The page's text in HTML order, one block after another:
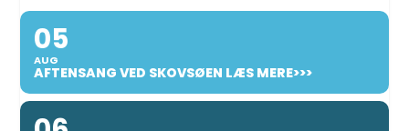
05
AUG
AFTENSANG VED SKOVSØEN LÆS MERE>>>